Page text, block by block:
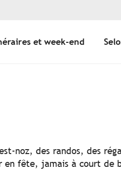
et week-end
aux
noz, des randos, des
fête, jamais à court de